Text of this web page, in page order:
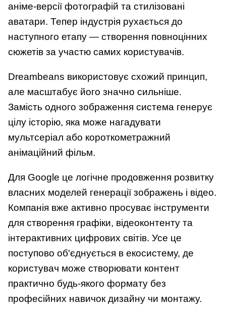
аніме-версії фотографій та стилізовані
аватари. Тепер індустрія рухається до
наступного етапу — створення повноцінних
сюжетів за участю самих користувачів.
Dreambeans використовує схожий принцип,
але масштабує його значно сильніше.
Замість одного зображення система генерує
цілу історію, яка може нагадувати
мультсеріал або короткометражний
анімаційний фільм.
Для Google це логічне продовження розвитку
власних моделей генерації зображень і відео.
Компанія вже активно просуває інструменти
для створення графіки, відеоконтенту та
інтерактивних цифрових світів. Усе це
поступово об'єднується в екосистему, де
користувач може створювати контент
практично будь-якого формату без
професійних навичок дизайну чи монтажу.